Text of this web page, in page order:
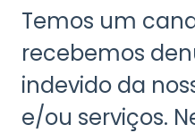
Temos um
recebemos
indevido da
e/ou serviços.